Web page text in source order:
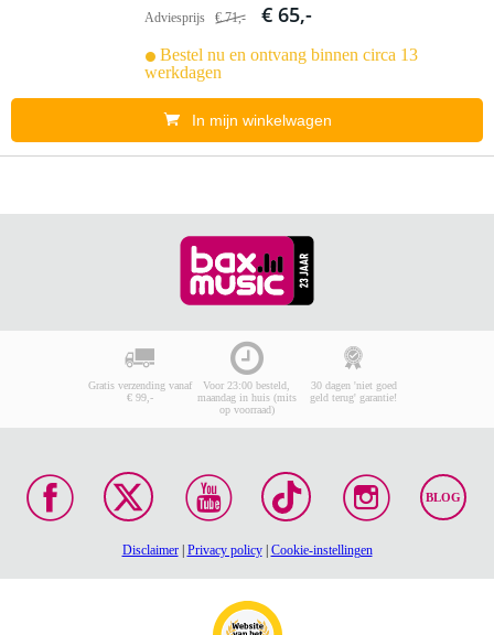
Adviesprijs € 71,- € 65,-
Bestel nu en ontvang binnen circa 13
werkdagen
In mijn winkelwagen
Gratis verzending vanaf
€ 99,-
Voor 23:00 besteld,
maandag in huis (mits
op voorraad)
30 dagen 'niet goed
geld terug' garantie!
BLOG
Disclaimer| Privacy policy| Cookie-instellingen